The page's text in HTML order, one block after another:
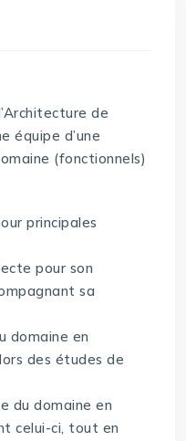
de
équipe d’une
(fonctionnels)
principales
pour son
sa
domaine en
des études de
du domaine en
celui-ci, tout en